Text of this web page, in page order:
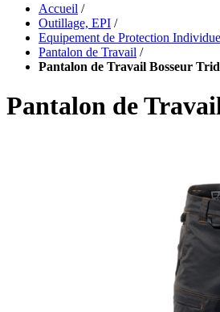
Accueil /
Outillage, EPI /
Equipement de Protection
Pantalon de Travail /
Pantalon de Travail Bosseur
Pantalon de